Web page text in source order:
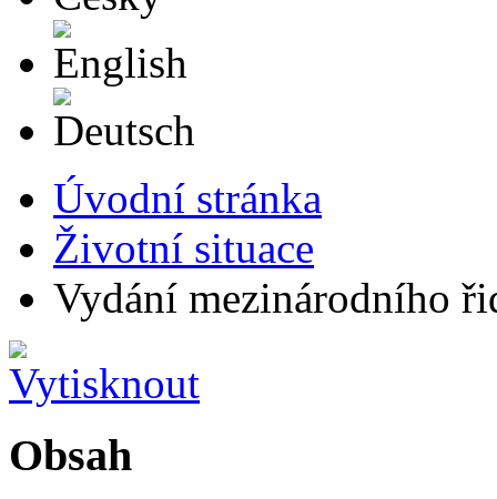
Úvodní stránka
Životní situace
Vydání mezinárodního
Obsah